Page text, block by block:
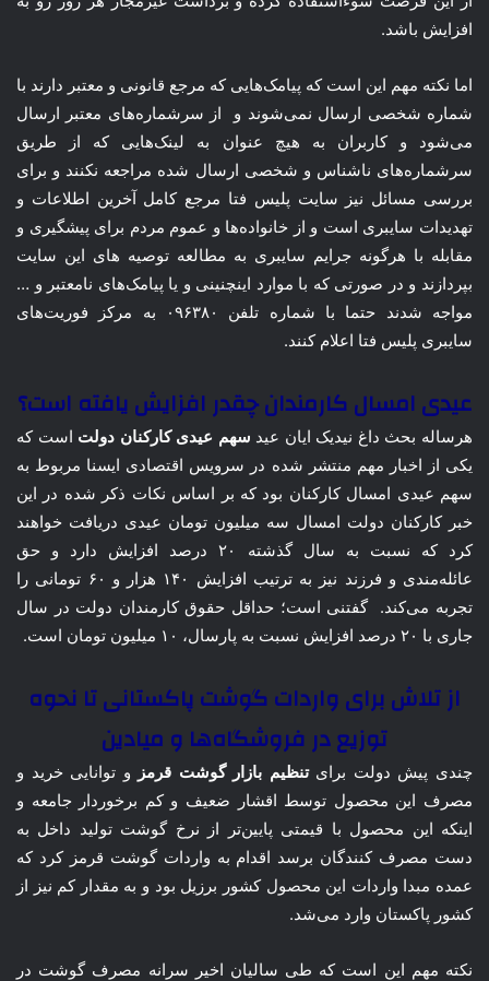
افزایش باشد.
اما نکته مهم این است که پیامک‌هایی که مرجع قانونی و معتبر دارند با
شماره شخصی ارسال نمی‌شوند و از سرشماره‌های معتبر ارسال
می‌شود و کاربران به هیچ عنوان به لینک‌هایی که از طریق
سرشماره‌های ناشناس و شخصی ارسال شده مراجعه نکنند و برای
بررسی مسائل نیز سایت پلیس فتا مرجع کامل آخرین اطلاعات و
تهدیدات سایبری است و از خانواده‌ها و عموم مردم برای پیشگیری و
مقابله با هرگونه جرایم سایبری به مطالعه توصیه های این سایت
بپردازند و در صورتی که با موارد اینچنینی و یا پیامک‌های نامعتبر و …
مواجه شدند حتما با شماره تلفن ۰۹۶۳۸۰ به مرکز فوریت‌های
سایبری پلیس فتا اعلام کنند.
عیدی امسال کارمندان چقدر افزایش یافته است؟
هرساله بحث داغ نیدیک ایان عید سهم عیدی کارکنان دولت است که
یکی از اخبار مهم منتشر شده در سرویس اقتصادی ایسنا مربوط به
سهم عیدی امسال کارکنان بود که بر اساس نکات ذکر شده در این
خبر کارکنان دولت امسال سه میلیون تومان عیدی دریافت خواهند
کرد که نسبت به سال گذشته ۲۰ درصد افزایش دارد و حق
عائله‌مندی و فرزند نیز به ترتیب افزایش ۱۴۰ هزار و ۶۰ تومانی را
تجربه می‌کند. گفتنی است؛ حداقل حقوق کارمندان دولت در سال
جاری با ۲۰ درصد افزایش نسبت به پارسال، ۱۰ میلیون تومان است.
از تلاش برای واردات گوشت پاکستانی تا نحوه
توزیع در فروشگاه‌ها و میادین
چندی پیش دولت برایتنظیم بازار گوشت قرمز و توانایی خرید و
مصرف این محصول توسط اقشار ضعیف و کم برخوردار جامعه و
اینکه این محصول با قیمتی پایین‌تر از نرخ گوشت تولید داخل به
دست مصرف کنندگان برسد اقدام به واردات گوشت قرمز کرد که
عمده مبدا واردات این محصول کشور برزیل بود و به مقدار کم نیز از
کشور پاکستان وارد می‌شد.
نکته مهم این است که طی سالیان اخیر سرانه مصرف گوشت در